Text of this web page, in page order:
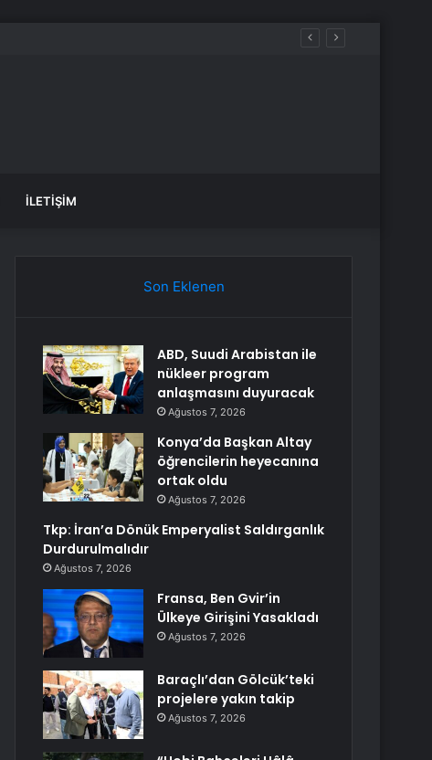
İLETIŞIM
Son Eklenen
ABD, Suudi Arabistan ile
nükleer program
anlaşmasını duyuracak
Ağustos 7, 2026
Konya’da Başkan Altay
öğrencilerin heyecanına
ortak oldu
Ağustos 7, 2026
Tkp: İran’a Dönük Emperyalist Saldırganlık
Durdurulmalıdır
Ağustos 7, 2026
Fransa, Ben Gvir’in
Ülkeye Girişini Yasakladı
Ağustos 7, 2026
Baraçlı’dan Gölcük’teki
projelere yakın takip
Ağustos 7, 2026